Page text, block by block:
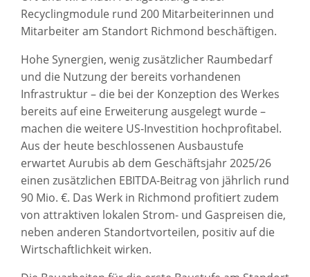
Recyclingmodule rund 200 Mitarbeiterinnen und
Mitarbeiter am Standort Richmond beschäftigen.
Hohe Synergien, wenig zusätzlicher Raumbedarf
und die Nutzung der bereits vorhandenen
Infrastruktur – die bei der Konzeption des Werkes
bereits auf eine Erweiterung ausgelegt wurde –
machen die weitere US-Investition hochprofitabel.
Aus der heute beschlossenen Ausbaustufe
erwartet Aurubis ab dem Geschäftsjahr 2025/26
einen zusätzlichen EBITDA-Beitrag von jährlich rund
90 Mio. €. Das Werk in Richmond profitiert zudem
von attraktiven lokalen Strom- und Gaspreisen die,
neben anderen Standortvorteilen, positiv auf die
Wirtschaftlichkeit wirken.